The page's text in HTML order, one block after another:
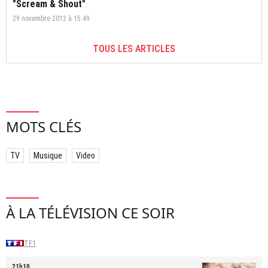
"Scream & Shout"
29 novembre 2012 à 15:49
TOUS LES ARTICLES
MOTS CLÉS
TV Musique Video
À LA TÉLÉVISION CE SOIR
TF1